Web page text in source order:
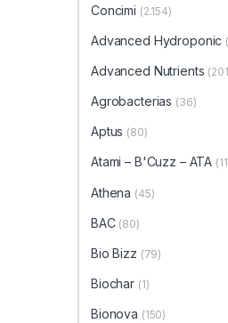
Concimi (2.154)
Advanced Hydroponic
Advanced Nutrients
Agrobacterias (36)
Aptus (80)
Atami – B'Cuzz – ATA
Athena (45)
BAC (80)
Bio Bizz (79)
Biochar (1)
Bionova (150)